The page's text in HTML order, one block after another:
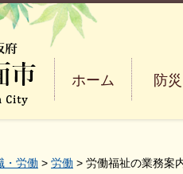
大
ホーム 防
・労働 > 労働 > 労働福祉の業務案